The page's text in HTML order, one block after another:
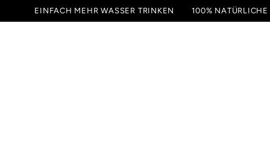
INHALT
SPRINGEN
EINFACH MEHR WASSER TRINKEN 100% NATÜRLICHE
GETRÄNKE